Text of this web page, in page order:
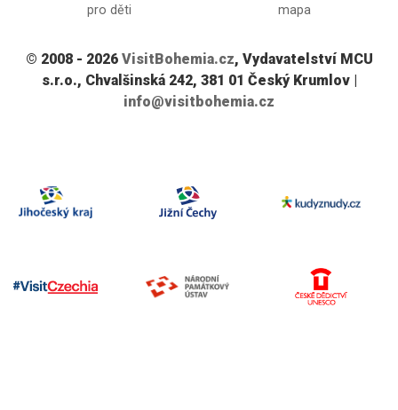
pro děti mapa
© 2008 - 2026 VisitBohemia.cz, Vydavatelství MCU
s.r.o., Chvalšinská 242, 381 01 Český Krumlov |
info@visitbohemia.cz